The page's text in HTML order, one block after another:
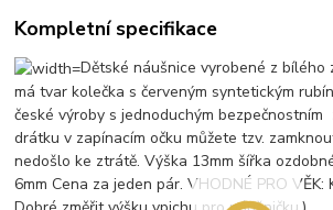
Kompletní specifikace
Dětské náušnice vyrobené z bílého
má tvar kolečka s červeným syntetickým
české výroby s jednoduchým
drátku v zapínacím očku můžete tzv.
nedošlo ke ztrátě. Výška 13mm šířka
6mm Cena za jeden pár. VHODNÉ PRO VĚK: